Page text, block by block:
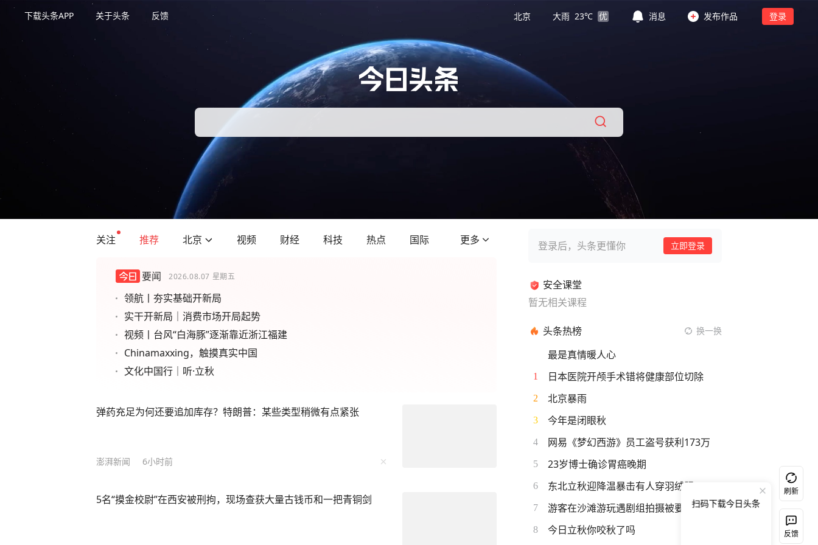
下载头条APP 关于头条 反馈 北京 大雨 23℃ 优 消息 发布作品 登录
关注 推荐 北京 视频 财经 科技 热点 国际 更多
要闻 2026.08.07 星期五
领航丨夯实基础开新局
实干开新局｜消费市场开局起势
视频丨台风“白海豚”逐渐靠近浙江福建
Chinamaxxing，触摸真实中国
文化中国行｜听·立秋
弹药充足为何还要追加库存？特朗普：某些类型稍微有点紧张
澎湃新闻 6小时前
5名“摸金校尉”在西安被刑拘，现场查获大量古钱币和一把青铜剑
登录后，头条更懂你 立即登录
安全课堂
暂无相关课程
头条热榜 换一换
最是真情暖人心
1 日本医院开颅手术错将健康部位切除
2 北京暴雨
3 今年是闭眼秋
4 网易《梦幻西游》员工盗号获利173万
5 23岁博士确诊胃癌晚期
6 东北立秋迎降温暴击有人穿羽绒服
7 游客在沙滩游玩遇剧组拍摄被要求离开
8 今日立秋你咬秋了吗
刷新
反馈
扫码下载今日头条